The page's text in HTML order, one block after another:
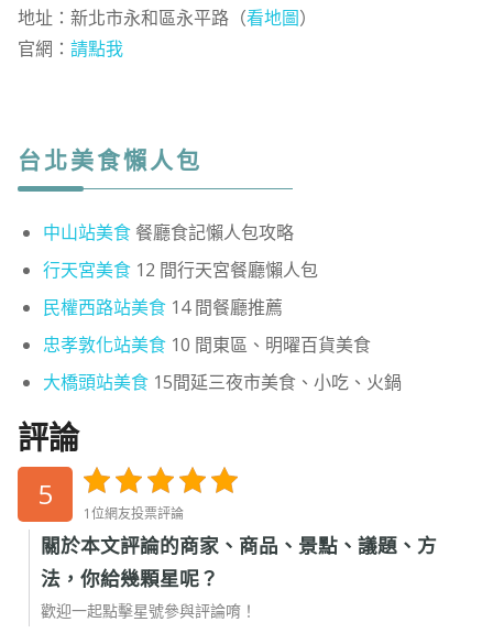
地址：新北市永和區永平路（看地圖）
官網： 請點我
台北美食懶人包
中山站美食餐廳食記懶人包攻略
行天宮美食12 間行天宮餐廳懶人包
民權西路站美食14 間餐廳推薦
忠孝敦化站美食10 間東區、明曜百貨美食
大橋頭站美食15間延三夜市美食、小吃、火鍋
評論
5
1位網友投票評論
關於本文評論的商家、商品、景點、議題、方
法，你給幾顆星呢？
歡迎一起點擊星號參與評論唷！